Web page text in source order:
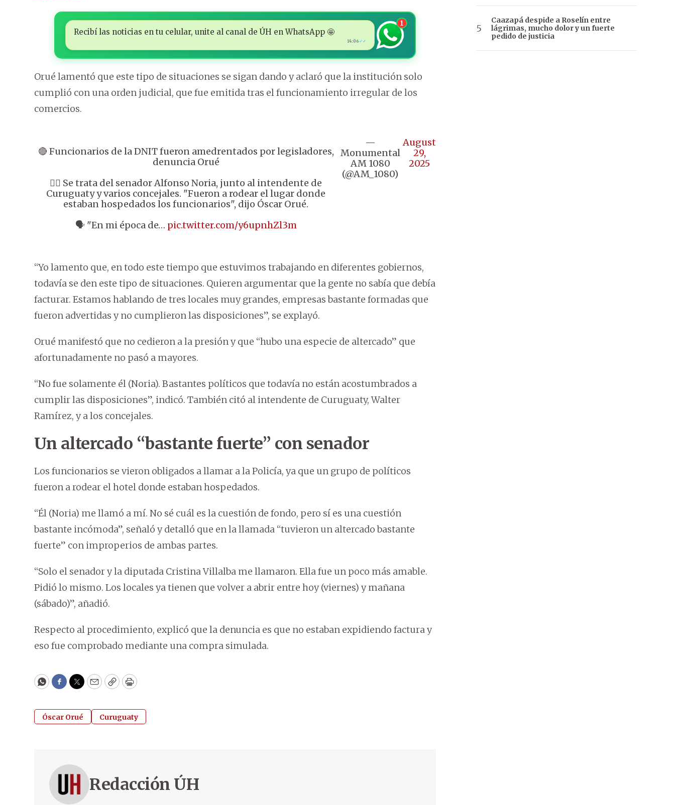
Recibí las noticias en tu celular, unite al canal de ÚH en WhatsApp 🤩
14:06 ✓✓
1
Orué lamentó que este tipo de situaciones se sigan dando y aclaró que la institución solo
cumplió con una orden judicial, que fue emitida tras el funcionamiento irregular de los
comercios.
🔴 Funcionarios de la DNIT fueron amedrentados por legisladores,
denuncia Orué
👉🏼 Se trata del senador Alfonso Noria, junto al intendente de
Curuguaty y varios concejales. "Fueron a rodear el lugar donde
estaban hospedados los funcionarios", dijo Óscar Orué.
🗣️ "En mi época de… pic.twitter.com/y6upnhZl3m
—
Monumental
AM 1080
(@AM_1080)
August
29,
2025
“Yo lamento que, en todo este tiempo que estuvimos trabajando en diferentes gobiernos,
todavía se den este tipo de situaciones. Quieren argumentar que la gente no sabía que debía
facturar. Estamos hablando de tres locales muy grandes, empresas bastante formadas que
fueron advertidas y no cumplieron las disposiciones”, se explayó.
Orué manifestó que no cedieron a la presión y que “hubo una especie de altercado” que
afortunadamente no pasó a mayores.
“No fue solamente él (Noria). Bastantes políticos que todavía no están acostumbrados a
cumplir las disposiciones”, indicó. También citó al intendente de Curuguaty, Walter
Ramírez, y a los concejales.
Un altercado “bastante fuerte” con senador
Los funcionarios se vieron obligados a llamar a la Policía, ya que un grupo de políticos
fueron a rodear el hotel donde estaban hospedados.
“Él (Noria) me llamó a mí. No sé cuál es la cuestión de fondo, pero sí es una cuestión
bastante incómoda”, señaló y detalló que en la llamada “tuvieron un altercado bastante
fuerte” con improperios de ambas partes.
“Solo el senador y la diputada Cristina Villalba me llamaron. Ella fue un poco más amable.
Pidió lo mismo. Los locales ya tienen que volver a abrir entre hoy (viernes) y mañana
(sábado)”, añadió.
Respecto al procedimiento, explicó que la denuncia es que no estaban expidiendo factura y
eso fue comprobado mediante una compra simulada.
WhatsApp
Facebook
Twitter
EmailCopyPrint
Óscar Orué Curuguaty
Redacción ÚH
Caazapá despide a Roselín entre
lágrimas, mucho dolor y un fuerte
pedido de justicia